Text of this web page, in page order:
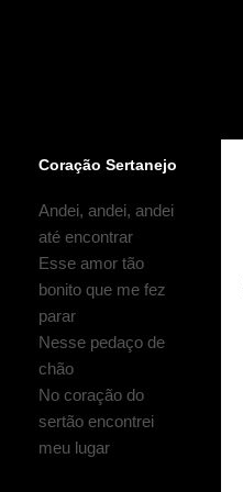
Coração Sertanejo
Andei, andei, andei
até encontrar
Esse amor tão
bonito que me fez
parar
Nesse pedaço de
chão
No coração do
sertão encontrei
meu lugar